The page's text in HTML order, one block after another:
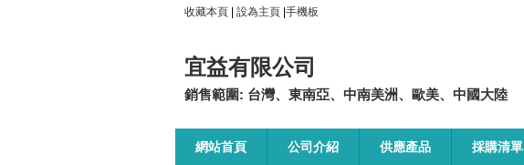
收藏本頁 設為主頁 手機板
宜益有限公司
銷售範圍: 台灣、東南亞、中南美洲、歐美、中國大陸
網站首頁 公司介紹 供應產品 採購清單